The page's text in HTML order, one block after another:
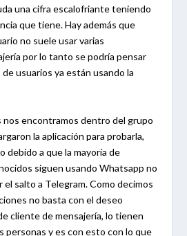
una cifra escalofriante teniendo
que tiene. Hay además que
no suele usar varias
por lo tanto se podría pensar
usuarios ya están usando la
nos encontramos dentro del grupo
la aplicación para probarla,
debido a que la mayoría de
siguen usando Whatsapp no
el salto a Telegram. Como decimos
no basta con el deseo
cliente de mensajería, lo tienen
personas y es con esto con lo que